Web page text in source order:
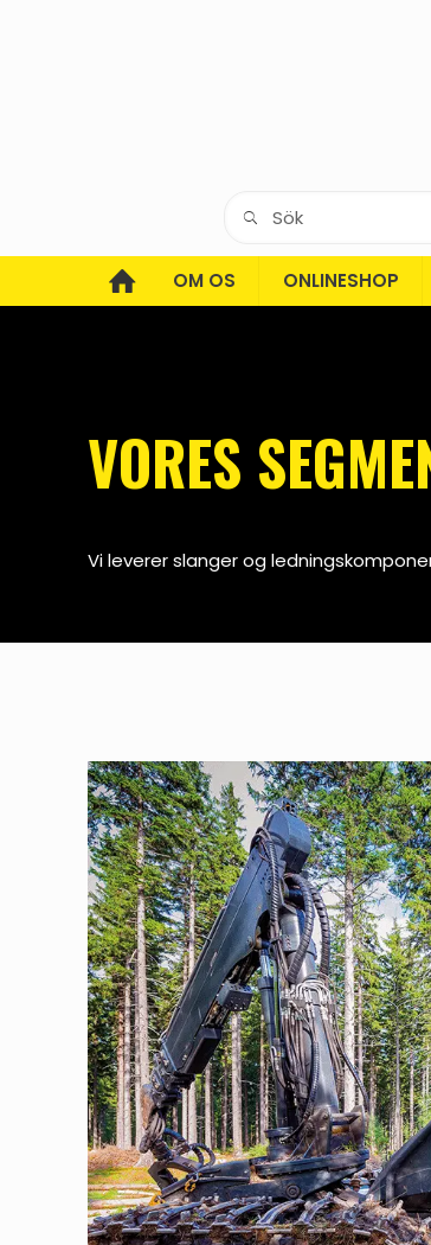
OM OS ONLINESHOP
VORES
Vi leverer slanger og